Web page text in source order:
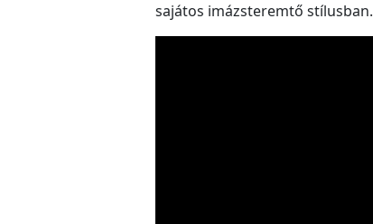
sajátos imázsteremtő stílusban.